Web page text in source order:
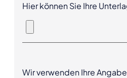
Hier können Sie Ihre
Wir verwenden Ihre